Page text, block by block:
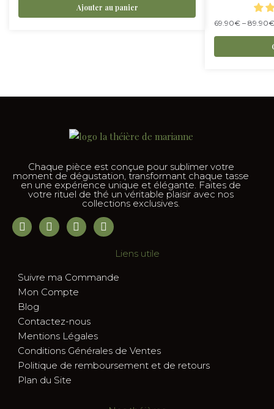
Ajouter au panier
69.90€ – 89.90€
Chaque pièce est conçue pour sublimer votre
moment de dégustation, transformant chaque tasse
en une expérience unique et élégante. Faites de
votre rituel de thé un véritable plaisir avec nos
collections exclusives.
Liens utile
Suivre ma Commande
Mon Compte
Blog
Contactez-nous
Mentions Légales
Conditions Générales de Ventes
Politique de remboursement et de retours
Plan du Site